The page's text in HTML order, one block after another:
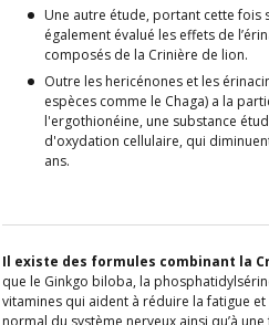
Une autre étude, portant cette fois
également évalué les effets de
composés de la Crinière de lion.
Outre les hericénones et les
espèces comme le Chaga) a la
l'ergothionéine, une substance
d'oxydation cellulaire, qui
ans.
Il existe des formules combinant la
que le Ginkgo biloba, la
vitamines qui aident à réduire la fatigue